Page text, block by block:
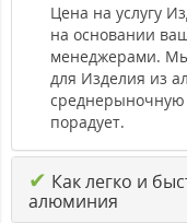
Цена на услугу
на основании
менеджерами.
для Изделия из
среднерыночную
порадует.
✔ Как легко и
алюминия